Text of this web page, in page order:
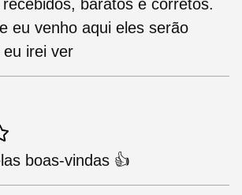
baratos e corretos.
eu venho aqui eles serão
irei ver
boas-vindas 👍